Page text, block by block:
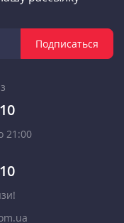
Подписаться
21:00